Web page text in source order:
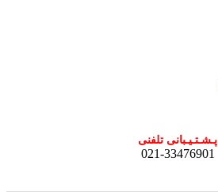
پـشـتـیـبانی تلفنی
021-33476901